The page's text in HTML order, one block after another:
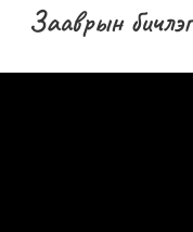
Зааврын бичлэг